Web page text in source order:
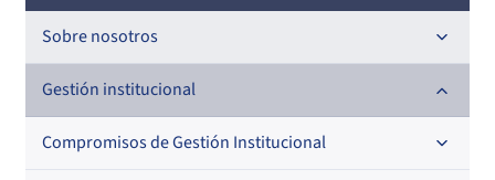
Sobre nosotros
Historia
Definiciones estratégicas
Gestión institucional
Compromisos de Gestión Institucional